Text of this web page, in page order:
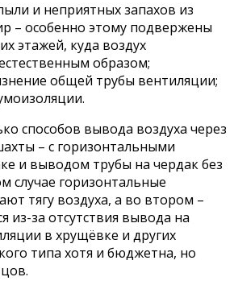
и неприятных запахов из
– особенно этому подвержены
этажей, куда воздух
образом;
общей трубы вентиляции;
способов вывода воздуха через
– с горизонтальными
и выводом трубы на чердак без
случае горизонтальные
тягу воздуха, а во втором –
из-за отсутствия вывода на
в хрущёвке и других
типа хотя и бюджетна, но